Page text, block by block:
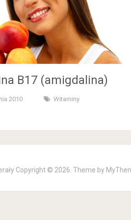
B17 (amigdalina)
2010 Witaminy
Copyright © 2026. Theme by